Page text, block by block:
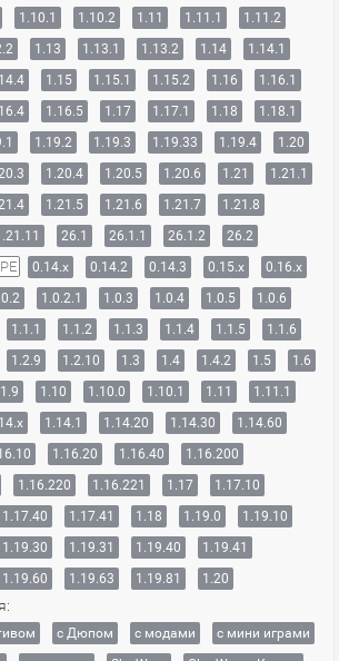
1.10.1 1.10.2 1.11 1.11.1
1.11.2
1.13 1.13.1 1.13.2 1.14
1.14.1
1.15 1.15.1 1.15.2 1.16
1.16.1
1.16.5 1.17 1.17.1 1.18
1.18.1
1.19.2 1.19.3 1.19.33 1.19.4
1.20
1.20.4 1.20.5 1.20.6 1.21
1.21.1
1.21.5 1.21.6 1.21.7
1.21.8
26.1 26.1.1 26.1.2 26.2
0.14.x 0.14.2 0.14.3 0.15.x
0.16.x
1.0.2.1 1.0.3 1.0.4 1.0.5
1.0.6
1.1.1 1.1.2 1.1.3 1.1.4 1.1.5
1.1.6
1.2.9 1.2.10 1.3 1.4 1.4.2 1.5
1.6
1.9 1.10 1.10.0 1.10.1 1.11
1.11.1
1.14.1 1.14.20 1.14.30
1.14.60
1.16.20 1.16.40
1.16.200
1.16.220 1.16.221 1.17
1.17.10
1.17.40 1.17.41 1.18 1.19.0
1.19.10
1.19.30 1.19.31 1.19.40
1.19.41
1.19.60 1.19.63 1.19.81 1.20
с Дюпом с модами
с мини играми